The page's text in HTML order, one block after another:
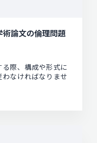
論文の倫理問題
際、構成や形式に
なければなりませ